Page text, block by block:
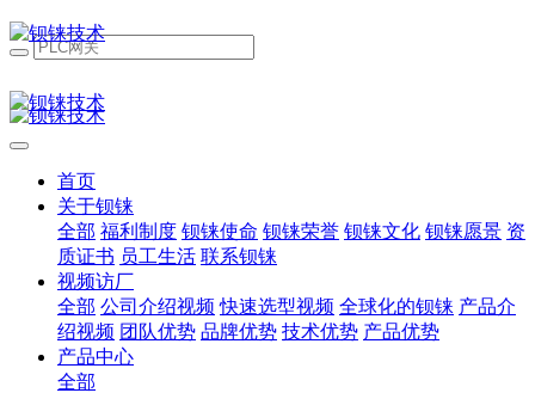
首页
关于钡铼
全部 福利制度 钡铼使命 钡铼荣誉 钡铼文化 钡铼愿景 资
质证书 员工生活 联系钡铼
视频访厂
全部 公司介绍视频 快速选型视频 全球化的钡铼 产品介
绍视频 团队优势 品牌优势 技术优势 产品优势
产品中心
全部